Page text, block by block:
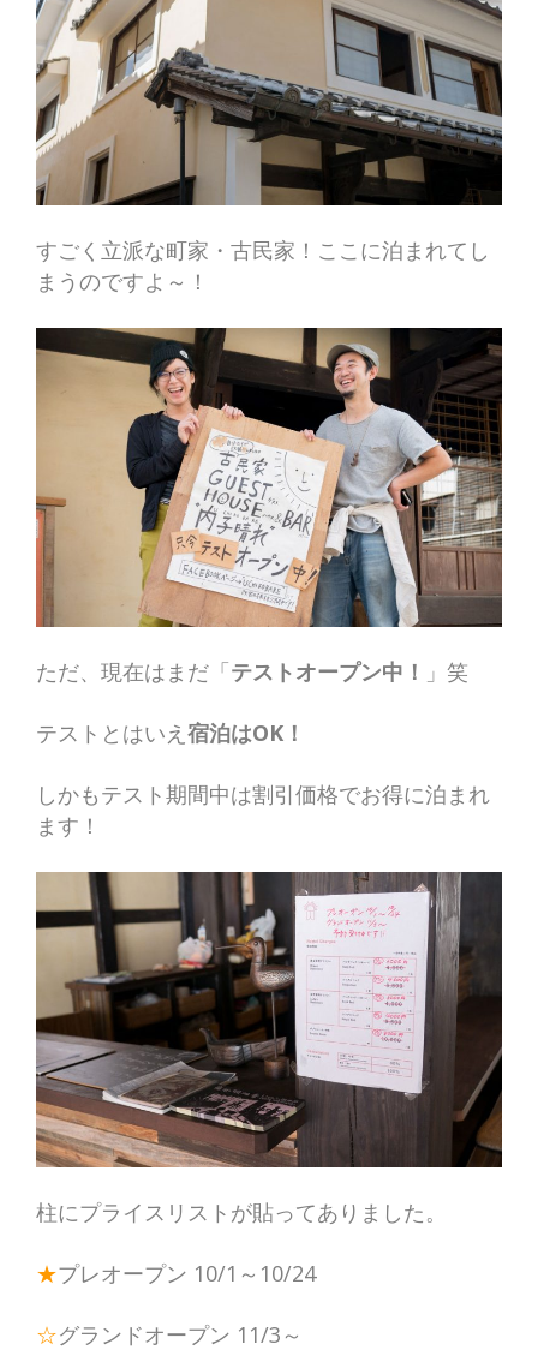
すごく立派な町家・古民家！ここに泊まれてし
まうのですよ～！
ただ、現在はまだ「テストオープン中！ 」笑
テストとはいえ 宿泊はOK！
しかもテスト期間中は割引価格でお得に泊まれ
ます！
柱にプライスリストが貼ってありました。
★プレオープン 10/1～10/24
☆グランドオープン 11/3～